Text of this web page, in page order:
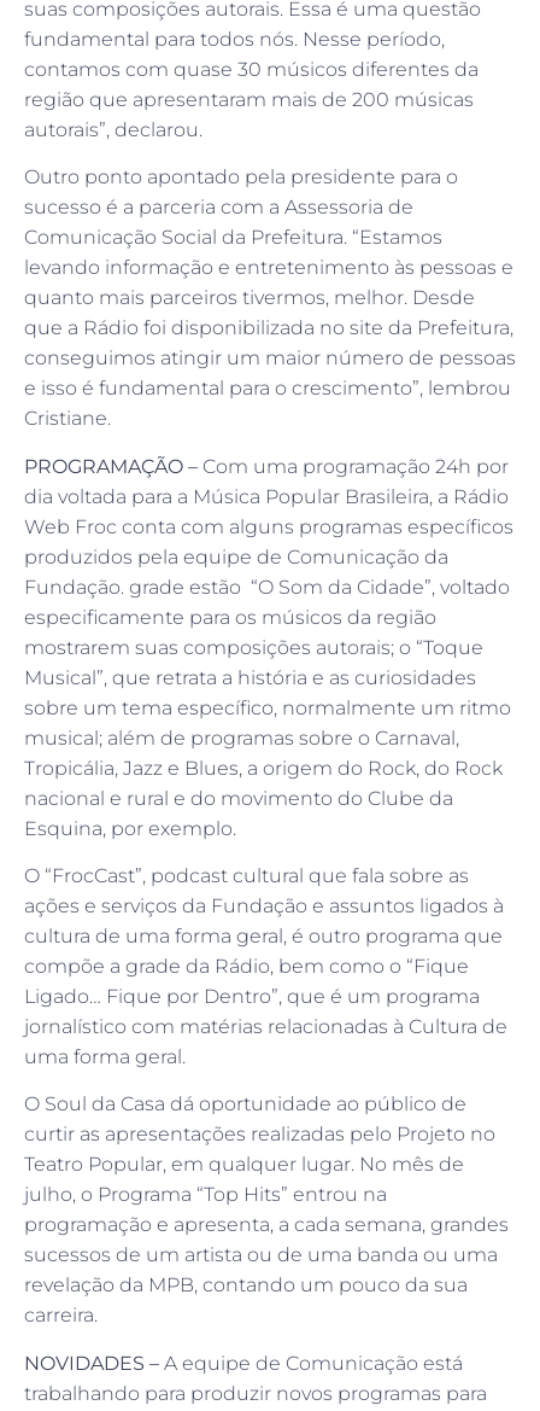
suas composições autorais. Essa é uma questão
fundamental para todos nós. Nesse período,
contamos com quase 30 músicos diferentes da
região que apresentaram mais de 200 músicas
autorais”, declarou.
Outro ponto apontado pela presidente para o
sucesso é a parceria com a Assessoria de
Comunicação Social da Prefeitura. “Estamos
levando informação e entretenimento às pessoas e
quanto mais parceiros tivermos, melhor. Desde
que a Rádio foi disponibilizada no site da Prefeitura,
conseguimos atingir um maior número de pessoas
e isso é fundamental para o crescimento”, lembrou
Cristiane.
PROGRAMAÇÃO – Com uma programação 24h por
dia voltada para a Música Popular Brasileira, a Rádio
Web Froc conta com alguns programas específicos
produzidos pela equipe de Comunicação da
Fundação. grade estão “O Som da Cidade”, voltado
especificamente para os músicos da região
mostrarem suas composições autorais; o “Toque
Musical”, que retrata a história e as curiosidades
sobre um tema específico, normalmente um ritmo
musical; além de programas sobre o Carnaval,
Tropicália, Jazz e Blues, a origem do Rock, do Rock
nacional e rural e do movimento do Clube da
Esquina, por exemplo.
O “FrocCast”, podcast cultural que fala sobre as
ações e serviços da Fundação e assuntos ligados à
cultura de uma forma geral, é outro programa que
compõe a grade da Rádio, bem como o “Fique
Ligado… Fique por Dentro”, que é um programa
jornalístico com matérias relacionadas à Cultura de
uma forma geral.
O Soul da Casa dá oportunidade ao público de
curtir as apresentações realizadas pelo Projeto no
Teatro Popular, em qualquer lugar. No mês de
julho, o Programa “Top Hits” entrou na
programação e apresenta, a cada semana, grandes
sucessos de um artista ou de uma banda ou uma
revelação da MPB, contando um pouco da sua
carreira.
NOVIDADES – A equipe de Comunicação está
trabalhando para produzir novos programas para